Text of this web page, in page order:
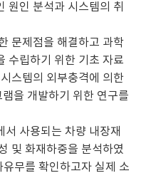
원인 분석과 시스템의 취
문제점을 해결하고 과학
수립하기 위한 기초 자료
스템의 외부충격에 의한
을 개발하기 위한 연구를
서 사용되는 차량 내장재
및 화재하중을 분석하였
무를 확인하고자 실제 소